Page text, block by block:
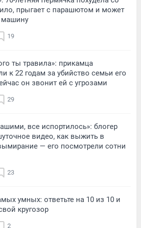
прыгает с парашютом и может
машину
19
ты травила»: прикамца
к 22 годам за убийство семьи его
он звонит ей с угрозами
29
все испортилось»: блогер
видео, как выжить в
— его посмотрели сотни
23
умных: ответьте на 10 из 10 и
кругозор
2